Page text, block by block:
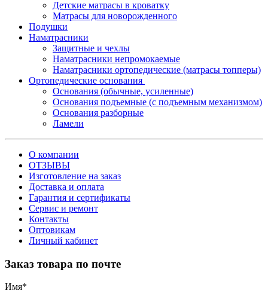
Детские матрасы в кроватку
Матрасы для новорожденного
Подушки
Наматрасники
Защитные и чехлы
Наматрасники непромокаемые
Наматрасники ортопедические (матрасы топперы)
Ортопедические основания
Основания (обычные, усиленные)
Основания подъемные (с подъемным механизмом)
Основания разборные
Ламели
О компании
ОТЗЫВЫ
Изготовление на заказ
Доставка и оплата
Гарантия и сертификаты
Сервис и ремонт
Контакты
Оптовикам
Личный кабинет
Заказ товара по почте
Имя*